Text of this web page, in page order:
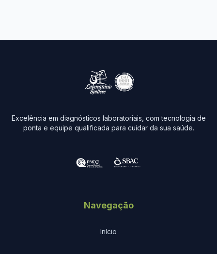
Excelência em diagnósticos laboratoriais, com tecnologia de
ponta e equipe qualificada para cuidar da sua saúde.
Navegação
Início